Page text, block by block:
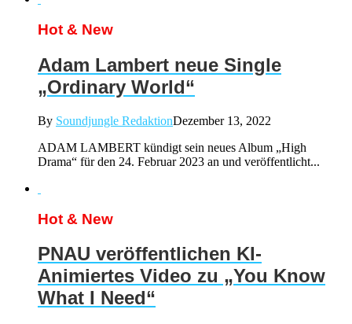
Hot & New
Adam Lambert neue Single
„Ordinary World“
By Soundjungle RedaktionDezember 13, 2022
ADAM LAMBERT kündigt sein neues Album „High
Drama“ für den 24. Februar 2023 an und veröffentlicht...
Hot & New
PNAU veröffentlichen KI-
Animiertes Video zu „You Know
What I Need“